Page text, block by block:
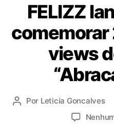
FELIZZ
comemorar
views
A Por Leticia Goncalves